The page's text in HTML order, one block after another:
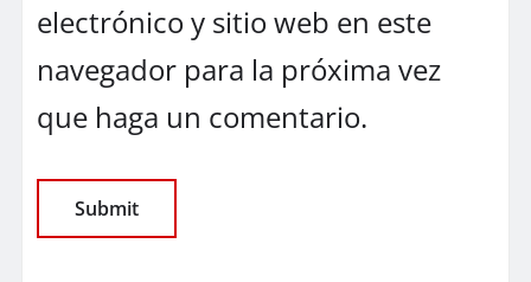
electrónico y sitio web en este
navegador para la próxima vez
que haga un comentario.